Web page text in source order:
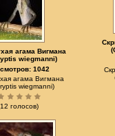
агама Вигмана
wiegmanni)
1042
агама Вигмана
wiegmanni)
голосов)